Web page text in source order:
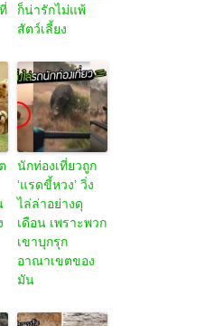
ก็น่ารักไม่แพ้
สัตว์เลี้ยง
นักท่องเที่ยวถูก
‘แรดขี้หวง’ วิ่ง
ไล่ล่าอย่างดุ
เดือน เพราะพวก
เขาบุกรุก
อาณาเขตของ
มัน